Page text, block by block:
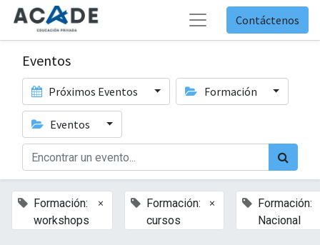
Contáctenos
Eventos
Próximos Eventos Formación
Eventos
Formación:
workshops
×
Formación:
cursos
×
Formación:
Nacional